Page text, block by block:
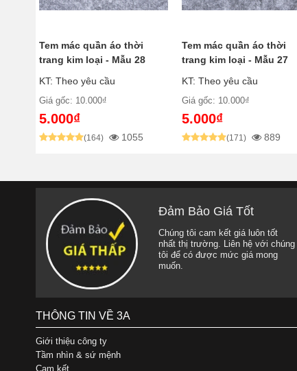
Tem mác quần áo thời
trang kim loại - Mẫu 28
KT: Theo yêu cầu
Giá gốc: 10.000₫
5.000₫
(164) 1055
Tem mác quần áo thời
trang kim loại - Mẫu 27
KT: Theo yêu cầu
Giá gốc: 10.000₫
5.000₫
(171) 889
Đảm Bảo Giá Tốt
Chúng tôi cam kết giá luôn tốt
nhất thị trường. Liên hệ với chúng
tôi để có được mức giá mong
muốn.
THÔNG TIN VỀ 3A
Giới thiệu công ty
Tầm nhìn & sứ mệnh
Cam kết